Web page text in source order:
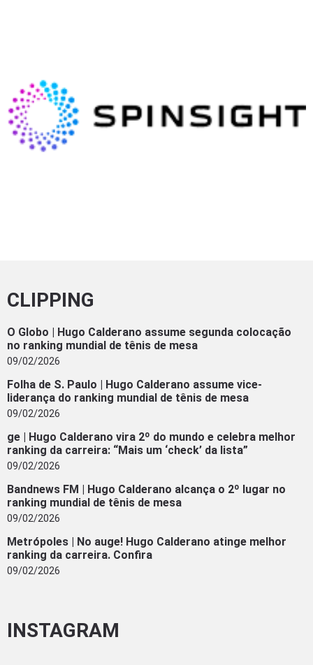
CLIPPING
O Globo | Hugo Calderano assume segunda colocação
no ranking mundial de tênis de mesa
09/02/2026
Folha de S. Paulo | Hugo Calderano assume vice-
liderança do ranking mundial de tênis de mesa
09/02/2026
ge | Hugo Calderano vira 2º do mundo e celebra melhor
ranking da carreira: “Mais um ‘check’ da lista”
09/02/2026
Bandnews FM | Hugo Calderano alcança o 2º lugar no
ranking mundial de tênis de mesa
09/02/2026
Metrópoles | No auge! Hugo Calderano atinge melhor
ranking da carreira. Confira
09/02/2026
INSTAGRAM